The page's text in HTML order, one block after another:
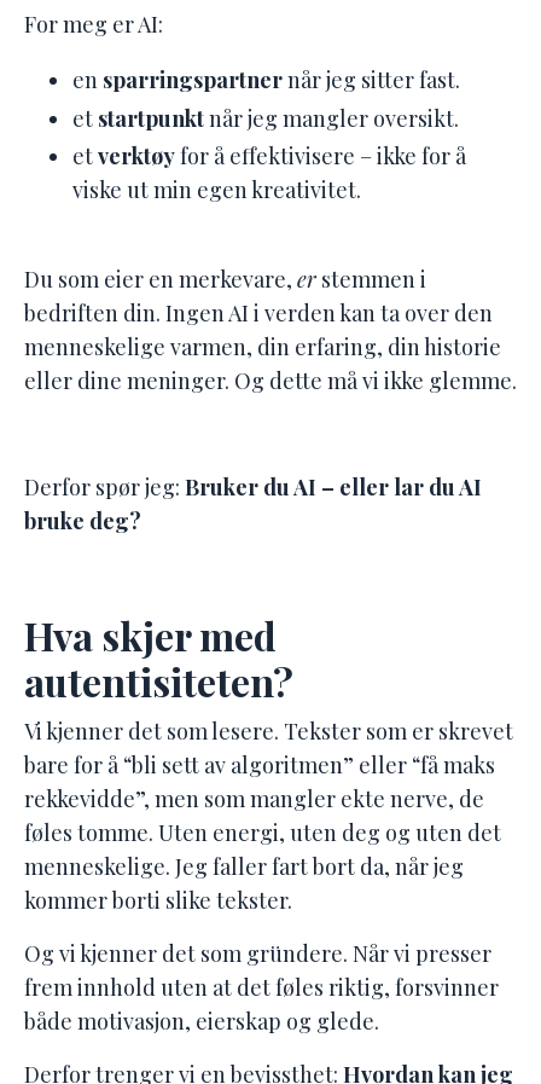
For meg er AI:
en sparringspartnernår jeg sitter fast.
et startpunktnår jeg mangler oversikt.
etverktøyfor å effektivisere – ikke for å
viske ut min egen kreativitet.
Du som eier en merkevare, er stemmen i
bedriften din. Ingen AI i verden kan ta over den
menneskelige varmen, din erfaring, din historie
eller dine meninger. Og dette må vi ikke glemme.
Derfor spør jeg: Bruker du AI – eller lar du AI
bruke deg?
Hva skjer med
autentisiteten?
Vi kjenner det som lesere. Tekster som er skrevet
bare for å “bli sett av algoritmen” eller “få maks
rekkevidde”, men som mangler ekte nerve, de
føles tomme. Uten energi, uten deg og uten det
menneskelige. Jeg faller fart bort da, når jeg
kommer borti slike tekster.
Og vi kjenner det som gründere. Når vi presser
frem innhold uten at det føles riktig, forsvinner
både motivasjon, eierskap og glede.
Derfor trenger vi en bevissthet: Hvordan kan jeg